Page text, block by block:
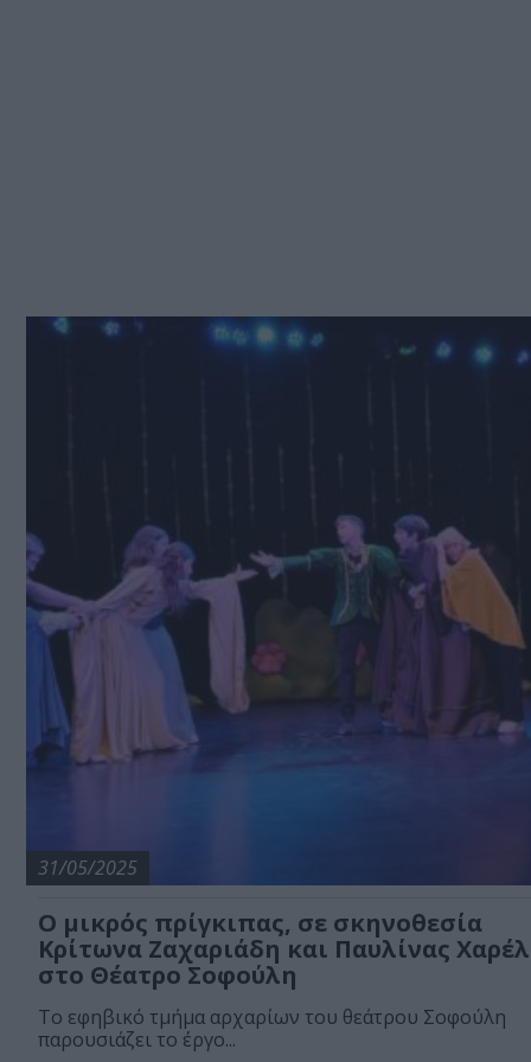
31/05/2025
Ο μικρός πρίγκιπας, σε σκηνοθεσία
Κρίτωνα Ζαχαριάδη και Παυλίνας
στο Θέατρο Σοφούλη
Το εφηβικό τμήμα αρχαρίων του θεάτρου Σοφούλη
παρουσιάζει το έργο...